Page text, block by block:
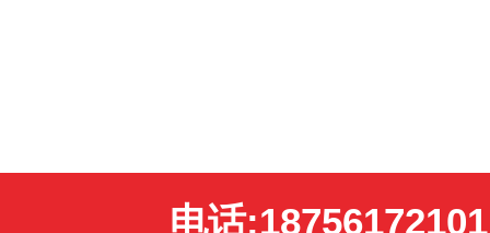
电话:18756172101